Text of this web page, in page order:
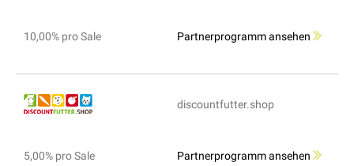
10,00% pro Sale Partnerprogramm ansehen
discountfutter.shop
5,00% pro Sale Partnerprogramm ansehen